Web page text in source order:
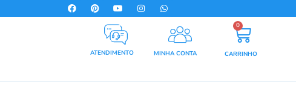
ATENDIMENTO MINHA CONTA
0
CARRINHO